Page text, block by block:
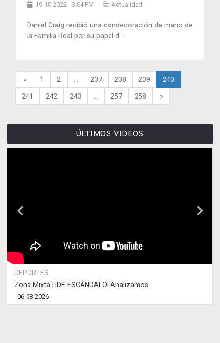
19-10-2022 - 3:04 PM Actualidad
Daniel Craig recibió una condecoración de mano de
la Familia Real por su papel d...
« 1 2 237 238 239 240
241 242 243 257 258 »
ÚLTIMOS VIDEOS
DEPORTES
Zona Mixta | ¡DE ESCÁNDALO! Analizamos...
06-08-2026